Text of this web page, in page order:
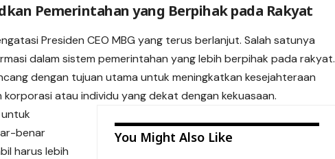
Pemerintahan yang Berpihak pada Rakyat
Presiden CEO MBG yang terus berlanjut. Salah satunya
dalam sistem pemerintahan yang lebih berpihak pada rakyat.
dengan tujuan utama untuk meningkatkan kesejahteraan
atau individu yang dekat dengan kekuasaan.
You Might Also Like
benar
harus lebih